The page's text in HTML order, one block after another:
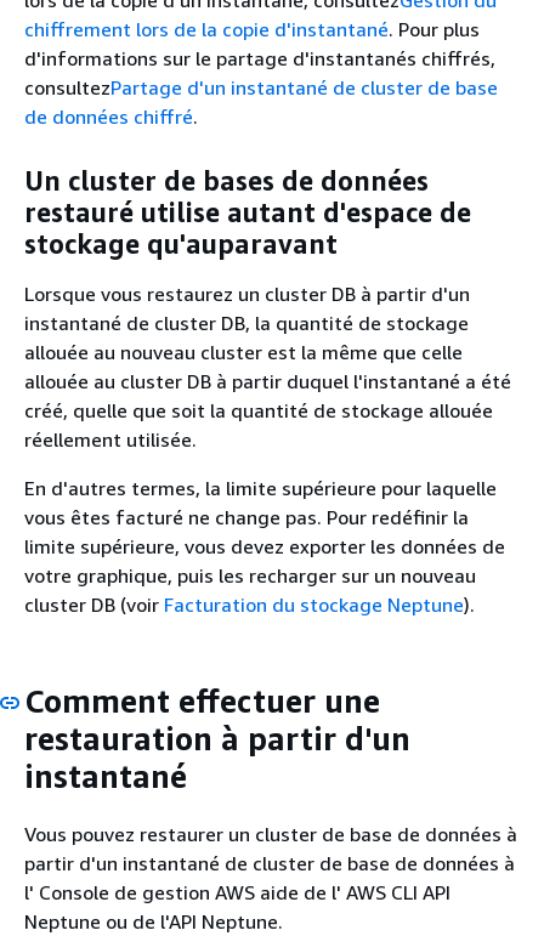
chiffrement lors de la copie d'instantané. Pour plus
d'informations sur le partage d'instantanés chiffrés,
consultezPartage d'un instantané de cluster de base
de données chiffré.
Un cluster de bases de données
restauré utilise autant d'espace de
stockage qu'auparavant
Lorsque vous restaurez un cluster DB à partir d'un
instantané de cluster DB, la quantité de stockage
allouée au nouveau cluster est la même que celle
allouée au cluster DB à partir duquel l'instantané a été
créé, quelle que soit la quantité de stockage allouée
réellement utilisée.
En d'autres termes, la limite supérieure pour laquelle
vous êtes facturé ne change pas. Pour redéfinir la
limite supérieure, vous devez exporter les données de
votre graphique, puis les recharger sur un nouveau
cluster DB (voir Facturation du stockage Neptune).
Comment effectuer une
restauration à partir d'un
instantané
Vous pouvez restaurer un cluster de base de données à
partir d'un instantané de cluster de base de données à
l' Console de gestion AWS aide de l' AWS CLI API
Neptune ou de l'API Neptune.